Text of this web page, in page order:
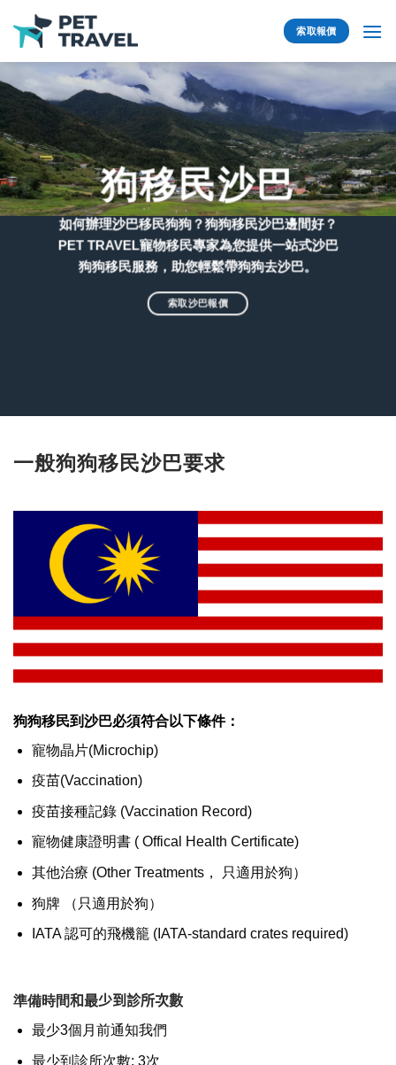
索取報價
狗移民沙巴
如何辦理沙巴移民狗狗？狗狗移民沙巴邊間好？
PET TRAVEL寵物移民專家為您提供一站式沙巴
狗狗移民服務，助您輕鬆帶狗狗去沙巴。
索取沙巴報價
一般狗狗移民沙巴要求
狗狗移民到沙巴必須符合以下條件：
寵物晶片(Microchip)
疫苗(Vaccination)
疫苗接種記錄 (Vaccination Record)
寵物健康證明書 ( Offical Health Certificate)
其他治療 (Other Treatments， 只適用於狗）
狗牌 （只適用於狗）
IATA 認可的飛機籠 (IATA-standard crates required)
準備時間和最少到診所次數
最少3個月前通知我們
最少到診所次數: 3次